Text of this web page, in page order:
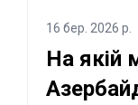
16 бер. 2026 р.
На якій